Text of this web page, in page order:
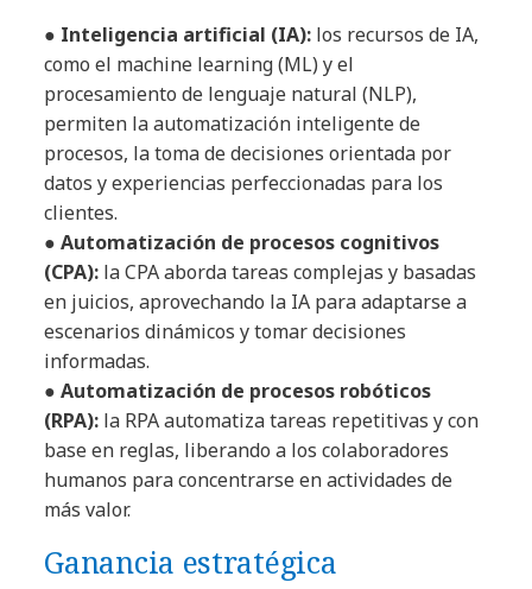
● Inteligencia artificial (IA): los recursos de IA,
como el machine learning (ML) y el
procesamiento de lenguaje natural (NLP),
permiten la automatización inteligente de
procesos, la toma de decisiones orientada por
datos y experiencias perfeccionadas para los
clientes.
● Automatización de procesos cognitivos
(CPA): la CPA aborda tareas complejas y basadas
en juicios, aprovechando la IA para adaptarse a
escenarios dinámicos y tomar decisiones
informadas.
● Automatización de procesos robóticos
(RPA): la RPA automatiza tareas repetitivas y con
base en reglas, liberando a los colaboradores
humanos para concentrarse en actividades de
más valor.
Ganancia estratégica